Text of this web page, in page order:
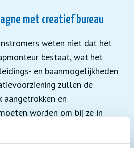
met creatief bureau
weten niet dat het
bestaat, wat het
en baanmogelijkheden
zullen de
aangetrokken en
worden om bij ze in
heeft daarom
te gaan met creatieve